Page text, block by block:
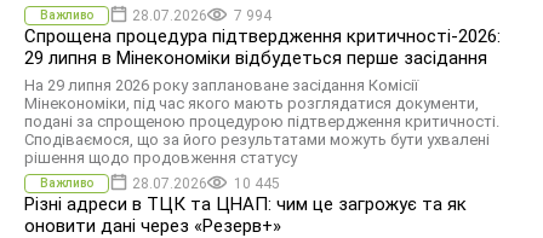
Важливо 28.07.2026 7 994
Спрощена процедура підтвердження критичності-2026:
29 липня в Мінекономіки відбудеться перше засідання
На 29 липня 2026 року заплановане засідання Комісії
Мінекономіки, під час якого мають розглядатися документи,
подані за спрощеною процедурою підтвердження критичності.
Сподіваємося, що за його результатами можуть бути ухвалені
рішення щодо продовження статусу
Важливо 28.07.2026 10 445
Різні адреси в ТЦК та ЦНАП: чим це загрожує та як
оновити дані через «Резерв+»